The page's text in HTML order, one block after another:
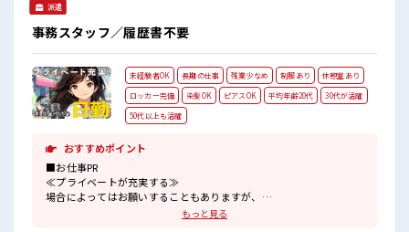
派遣
事務スタッフ／履歴書不要
未経験者OK 長期の仕事 残業少なめ 制服あり
休憩室あり
ロッカー完備
染髪OK ピアスOK 平均年齢20代
30代が活躍
50代以上も活躍
おすすめポイント
■お仕事PR
≪プライベートが充実する≫
場合によってはお願いすることもありますが、
もっと見る